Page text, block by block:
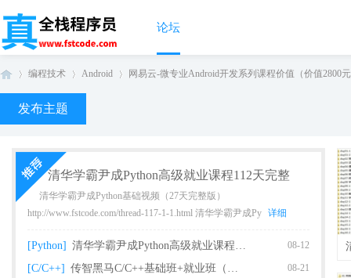
论坛
编程技术 Android 网易云-微专业Android开发系列课程价值（价值2800
发布主题
清华学霸尹成Python高级就业课程112天完整
清华学霸尹成Python基础视频（27天完整版）
http://www.fstcode.com/thread-117-1-1.html 清华学霸尹成Py 详细
[Python] 清华学霸尹成Python高级就业课程112天完整 08-12
[C/C++] 传智黑马C/C++基础班+就业班（完整版） 08-21